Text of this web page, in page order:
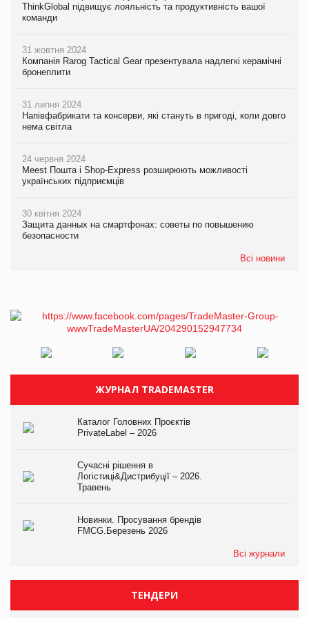
ThinkGlobal підвищує лояльність та продуктивність вашої
команди
31 жовтня 2024
Компанія Rarog Tactical Gear презентувала надлегкі керамічні
бронеплити
31 липня 2024
Напівфабрикати та консерви, які стануть в пригоді, коли довго
нема світла
24 червня 2024
Meest Пошта і Shop-Express розширюють можливості
українських підприємців
30 квітня 2024
Защита данных на смартфонах: советы по повышению
безопасности
Всі новини
ЖУРНАЛ TRADEMASTER
Каталог Головних Проєктів
PrivateLabel – 2026
Сучасні рішення в
Логістиці&Дистрибуції – 2026.
Травень
Новинки. Просування брендів
FMCG.Березень 2026
Всі журнали
ТЕНДЕРИ